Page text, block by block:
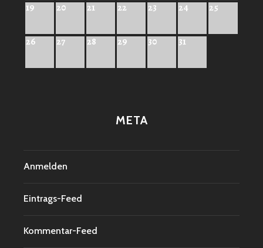
19 20 21 22 23 24 25
26 27 28 29 30 31
META
Anmelden
Eintrags-Feed
Kommentar-Feed